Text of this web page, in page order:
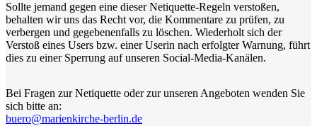
Sollte jemand gegen eine dieser Netiquette-Regeln verstoßen,
behalten wir uns das Recht vor, die Kommentare zu prüfen, zu
verbergen und gegebenenfalls zu löschen. Wiederholt sich der
Verstoß eines Users bzw. einer Userin nach erfolgter Warnung, führt
dies zu einer Sperrung auf unseren Social-Media-Kanälen.
Bei Fragen zur Netiquette oder zur unseren Angeboten wenden Sie
sich bitte an:
buero@marienkirche-berlin.de